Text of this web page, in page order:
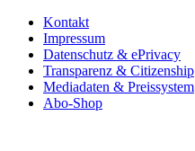
Kontakt
Impressum
Datenschutz & ePrivacy
Transparenz & Citizenship
Mediadaten & Preissystem
Abo-Shop